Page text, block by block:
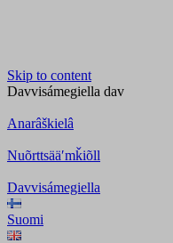
Skip to content
Davvisámegiella dav
Anarâškielâ
Nuõrttsääʹmǩiõll
Davvisámegiella
Suomi